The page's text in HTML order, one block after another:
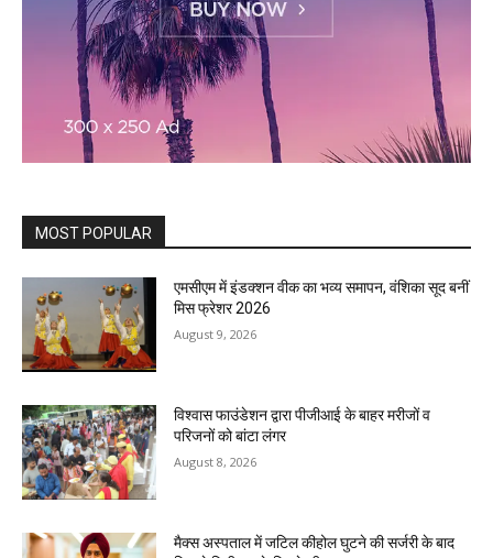
MOST POPULAR
एमसीएम में इंडक्शन वीक का भव्य समापन, वंशिका सूद बनीं
मिस फ्रेशर 2026
August 9, 2026
विश्वास फाउंडेशन द्वारा पीजीआई के बाहर मरीजों व
परिजनों को बांटा लंगर
August 8, 2026
मैक्स अस्पताल में जटिल कीहोल घुटने की सर्जरी के बाद